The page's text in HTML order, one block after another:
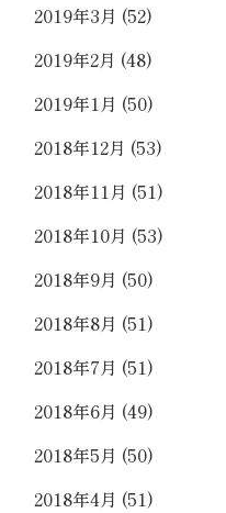
2019年3月 (52)
2019年2月 (48)
2019年1月 (50)
2018年12月 (53)
2018年11月 (51)
2018年10月 (53)
2018年9月 (50)
2018年8月 (51)
2018年7月 (51)
2018年6月 (49)
2018年5月 (50)
2018年4月 (51)